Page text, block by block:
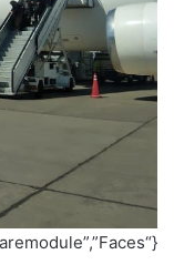
{“Capture Mode”:”Squaremodule”,”Faces”:[]}